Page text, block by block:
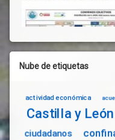
Nube de etiquetas
actividad económica
Castilla y León
ciudadanos